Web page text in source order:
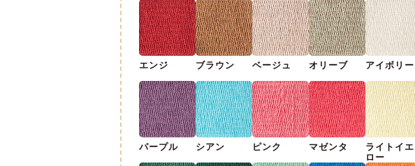
エンジ ブラウン ベージュ オリーブ アイボリー
パープル シアン ピンク マゼンタ
ライトイエ
ロー